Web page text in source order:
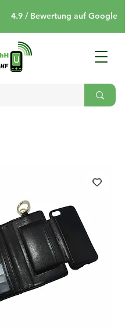
4.9 / Bewertung auf Google